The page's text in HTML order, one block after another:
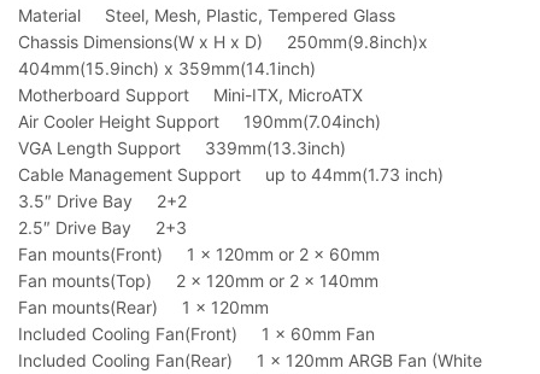
Material Steel, Mesh, Plastic, Tempered Glass
Chassis Dimensions(W x H x D) 250mm(9.8inch)x
404mm(15.9inch) x 359mm(14.1inch)
Motherboard Support Mini-ITX, MicroATX
Air Cooler Height Support 190mm(7.04inch)
VGA Length Support 339mm(13.3inch)
Cable Management Support up to 44mm(1.73 inch)
3.5″ Drive Bay 2+2
2.5″ Drive Bay 2+3
Fan mounts(Front) 1 x 120mm or 2 x 60mm
Fan mounts(Top) 2 x 120mm or 2 x 140mm
Fan mounts(Rear) 1 x 120mm
Included Cooling Fan(Front) 1 x 60mm Fan
Included Cooling Fan(Rear) 1 x 120mm ARGB Fan (White